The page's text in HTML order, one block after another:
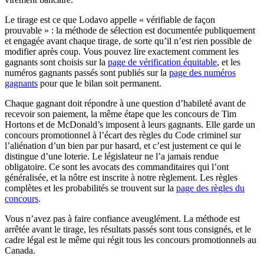
Le tirage est ce que Lodavo appelle « vérifiable de façon
prouvable » : la méthode de sélection est documentée publiquement
et engagée avant chaque tirage, de sorte qu’il n’est rien possible de
modifier après coup. Vous pouvez lire exactement comment les
gagnants sont choisis sur la page de vérification équitable, et les
numéros gagnants passés sont publiés sur la page des numéros
gagnants pour que le bilan soit permanent.
Chaque gagnant doit répondre à une question d’habileté avant de
recevoir son paiement, la même étape que les concours de Tim
Hortons et de McDonald’s imposent à leurs gagnants. Elle garde un
concours promotionnel à l’écart des règles du Code criminel sur
l’aliénation d’un bien par pur hasard, et c’est justement ce qui le
distingue d’une loterie. Le législateur ne l’a jamais rendue
obligatoire. Ce sont les avocats des commanditaires qui l’ont
généralisée, et la nôtre est inscrite à notre règlement. Les règles
complètes et les probabilités se trouvent sur la page des règles du
concours.
Vous n’avez pas à faire confiance aveuglément. La méthode est
arrêtée avant le tirage, les résultats passés sont tous consignés, et le
cadre légal est le même qui régit tous les concours promotionnels au
Canada.